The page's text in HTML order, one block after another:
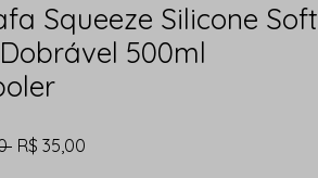
Squeeze Silicone Soft
500ml
Preço
R$ 35,00